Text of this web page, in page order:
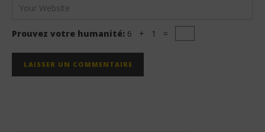
Prouvez votre humanité: 6 + 1 =